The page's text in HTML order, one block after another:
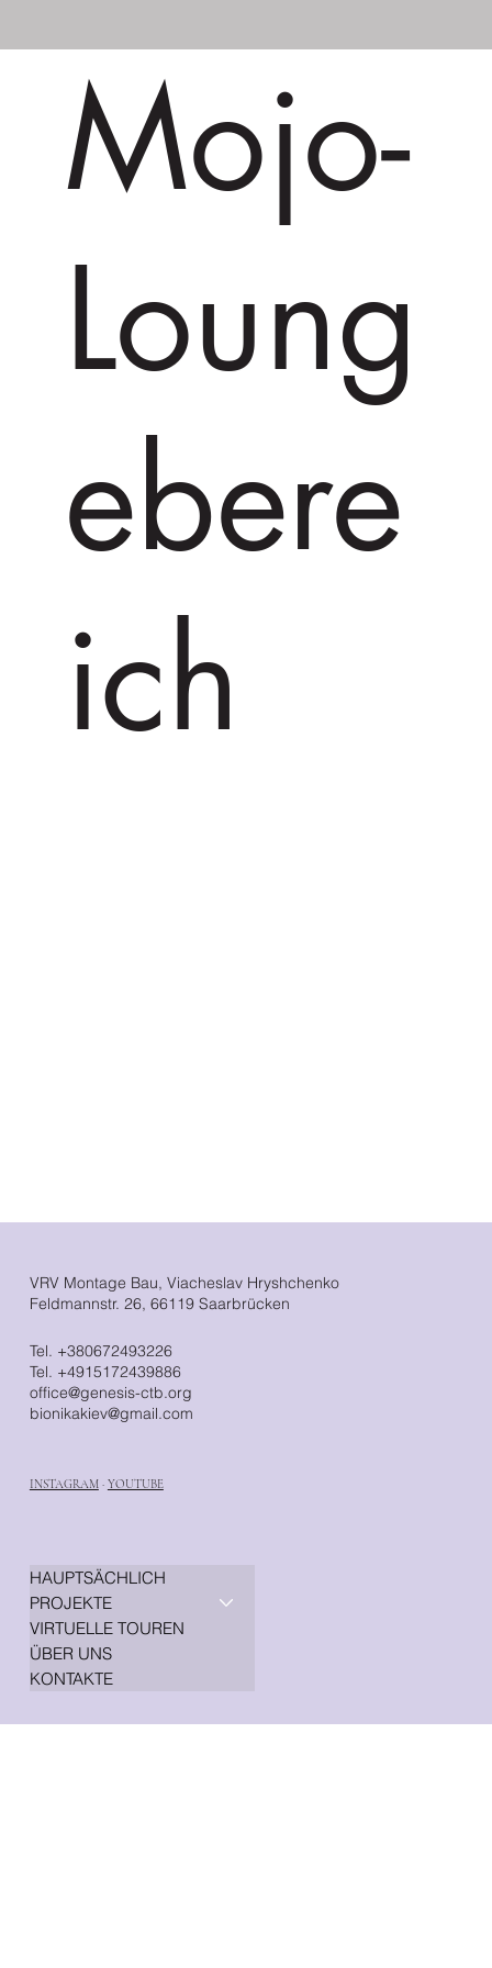
Mojo-
Loung
ebere
ich
VRV Montage Bau, Viacheslav Hryshchenko
Feldmannstr. 26, 66119 Saarbrücken
INSTAGRAM· YOUTUBE
Tel. +380672493226
Tel. +4915172439886
office@genesis-ctb.org
bionikakiev@gmail.com
HAUPTSÄCHLICH
PROJEKTE
VIRTUELLE TOUREN
ÜBER UNS
KONTAKTE